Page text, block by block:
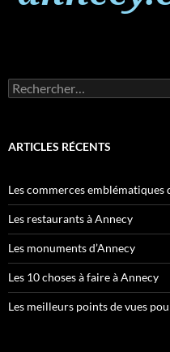
Rechercher :
ARTICLES RÉCENTS
Les commerces emblématiques
Les restaurants à Annecy
Les monuments d’Annecy
Les 10 choses à faire à Annecy
Les meilleurs points de vues